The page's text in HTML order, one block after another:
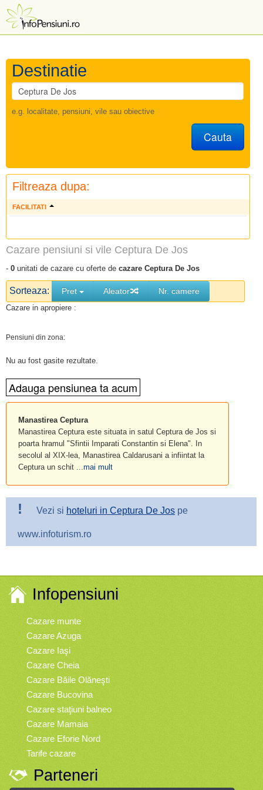
Destinatie
e.g. localitate, pensiuni, vile sau obiective
Cauta
Filtreaza dupa:
FACILITATI
Cazare pensiuni si vile Ceptura De Jos
- 0 unitati de cazare cu oferte de cazare Ceptura De Jos
Sorteaza: Pret Aleator Nr. camere
Cazare in apropiere :
Pensiuni din zona:
Nu au fost gasite rezultate.
Manastirea Ceptura
Manastirea Ceptura este situata in satul Ceptura de Jos si
poarta hramul "Sfintii Imparati Constantin si Elena". In
secolul al XIX-lea, Manastirea Caldarusani a infiintat la
Ceptura un schit ...mai mult
! Vezi si hoteluri in Ceptura De Jos pe
www.infoturism.ro
Infopensiuni
Cazare munte
Cazare Azuga
Cazare Iaşi
Cazare Cheia
Cazare Băile Olăneşti
Cazare Bucovina
Cazare staţiuni balneo
Cazare Mamaia
Cazare Eforie Nord
Tarife cazare
Parteneri